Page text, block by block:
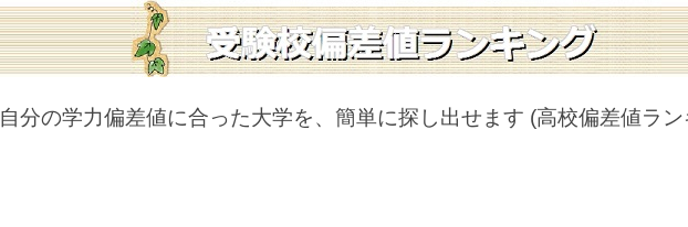
自分の学力偏差値に合った大学を、簡単に探し出せます (高校偏差値ラ